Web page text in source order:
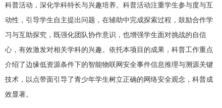
科普活动，深化学科特长与兴趣培养。科普活动注重学生参与度与互
动性，引导学生自主提出问题，在辅助中完成探索过程，鼓励合作学
习与互助探究，既强化团队协作意识，也增强学生面对挑战的自信
心，有效激发对相关学科的兴趣。依托本项目的成果，科普工作重点
介绍了边缘低资源条件下的智能物联网安全事件信息推理与溯源关键
技术，以点带面引导了青少年学生树立正确的网络安全观念，科普成
效显著。